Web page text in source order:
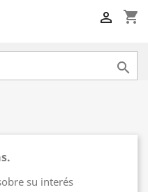
shopping_cart


su interés